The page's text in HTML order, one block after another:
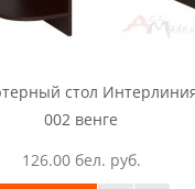
стол
002 венге
126.00 бел. руб.